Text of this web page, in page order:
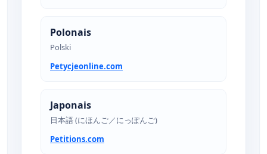
Polonais
Polski
Petycjeonline.com
Japonais
日本語 (にほんご／にっぽんご)
Petitions.com